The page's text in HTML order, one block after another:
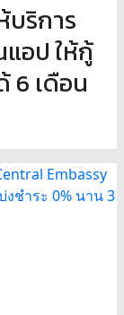
บริการ
อป ให้กู้
6 เดือน